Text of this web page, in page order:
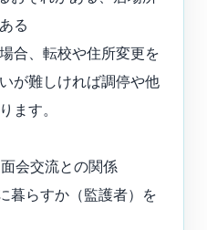
る
合、転校や住所変更を
が難しければ調停や他
ます。
会交流との関係
暮らすか（監護者）を